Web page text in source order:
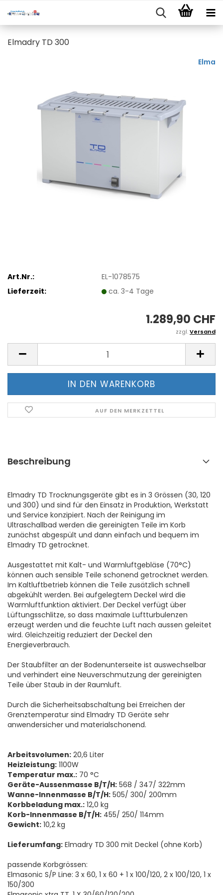
Elmadry TD 300
Elma
Art.Nr.:
EL-1078575
Lieferzeit:
ca. 3-4 Tage
1.289,90 CHF
zzgl.Versand
AUF DEN MERKZETTEL
Beschreibung
Elmadry TD Trocknungsgeräte gibt es in 3 Grössen (30, 120
und 300) und sind für den Einsatz in Produktion, Werkstatt
und Service konzipiert. Nach der Reinigung im
Ultraschallbad werden die gereinigten Teile im Korb
zunächst abgespült und dann einfach und bequem im
Elmadry TD getrocknet.
Ausgestattet mit Kalt- und Warmluftgebläse (70°C)
können auch sensible Teile schonend getrocknet werden.
Im Kaltluftbetrieb können die Teile zusätzlich schnell
abgekühlt werden. Bei aufgelegtem Deckel wird die
Warmluftfunktion aktiviert. Der Deckel verfügt über
Lüftungsschlitze, so dass maximale Luftturbulenzen
erzeugt werden und die feuchte Luft nach aussen geleitet
wird. Gleichzeitig reduziert der Deckel den
Energieverbrauch.
Der Staubfilter an der Bodenunterseite ist auswechselbar
und verhindert eine Neuverschmutzung der gereinigten
Teile über Staub in der Raumluft.
Durch die Sicherheitsabschaltung bei Erreichen der
Grenztemperatur sind Elmadry TD Geräte sehr
anwendersicher und materialschonend.
Arbeitsvolumen: 20,6 Liter
Heizleistung: 1100W
Temperatur max.: 70 °C
Geräte-Aussenmasse B/T/H: 568 / 347/ 322mm
Wanne-Innenmasse B/T/H: 505/ 300/ 200mm
Korbbeladung max.: 12,0 kg
Korb-Innenmasse B/T/H: 455/ 250/ 114mm
Gewicht: 10,2 kg
Lieferumfang: Elmadry TD 300 mit Deckel (ohne Korb)
passende Korbgrössen:
Elmasonic S/P Line: 3 x 60, 1 x 60 + 1 x 100/120, 2 x 100/120, 1 x
150/300